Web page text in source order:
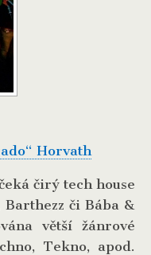
Horvath
čirý tech house
či Bába &
větší žánrové
Tekno, apod.